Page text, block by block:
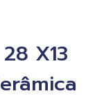
X13